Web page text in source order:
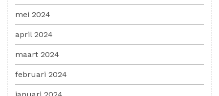
mei 2024
april 2024
maart 2024
februari 2024
januari 2024